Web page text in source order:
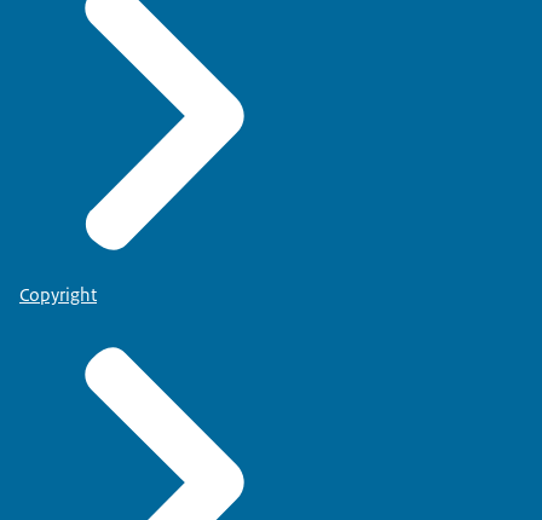
Copyright